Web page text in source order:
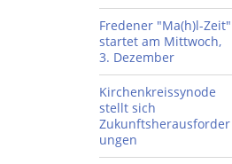
Fredener "Ma(h)l-Zeit"
startet am Mittwoch,
3. Dezember
Kirchenkreissynode
stellt sich
Zukunftsherausforder
ungen